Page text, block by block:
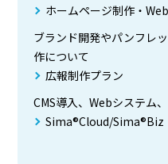
ホームページ制作・
ブランド開発やパンフレ
作について
広報制作プラン
CMS導入、Webシステム
Sima®Cloud/Sima®Biz